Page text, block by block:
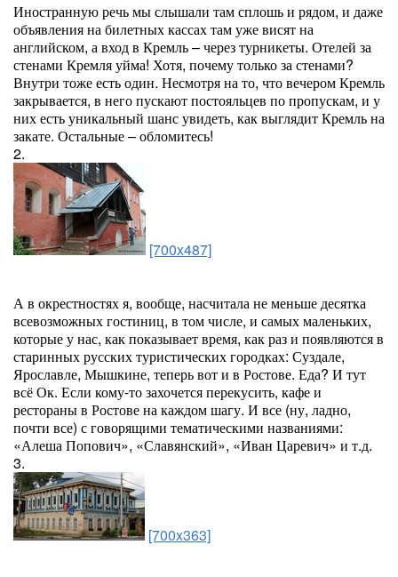
Иностранную речь мы слышали там сплошь и рядом, и даже
объявления на билетных кассах там уже висят на
английском, а вход в Кремль – через турникеты. Отелей за
стенами Кремля уйма! Хотя, почему только за стенами?
Внутри тоже есть один. Несмотря на то, что вечером Кремль
закрывается, в него пускают постояльцев по пропускам, и у
них есть уникальный шанс увидеть, как выглядит Кремль на
закате. Остальные – обломитесь!
2.
[700x487]
А в окрестностях я, вообще, насчитала не меньше десятка
всевозможных гостиниц, в том числе, и самых маленьких,
которые у нас, как показывает время, как раз и появляются в
старинных русских туристических городках: Суздале,
Ярославле, Мышкине, теперь вот и в Ростове. Еда? И тут
всё Ок. Если кому-то захочется перекусить, кафе и
рестораны в Ростове на каждом шагу. И все (ну, ладно,
почти все) с говорящими тематическими названиями:
«Алеша Попович», «Славянский», «Иван Царевич» и т.д.
3.
[700x363]